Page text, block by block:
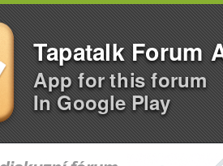
Tapatalk Forum
App for this forum
In Google Play